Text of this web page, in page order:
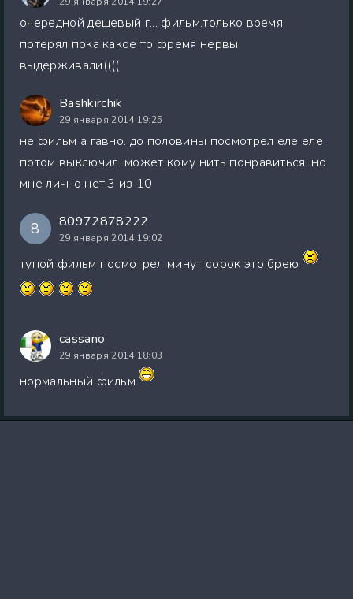
очередной дешевый г... фильм.только время
потерял пока какое то фремя нервы
выдерживали((((
Bashkirchik
29 января 2014 19:25
не фильм а гавно. до половины посмотрел еле еле
потом выключил. может кому нить понравиться. но
мне лично нет.3 из 10
8 80972878222
29 января 2014 19:02
тупой фильм посмотрел минут сорок это брею
cassano
29 января 2014 18:03
нормальный фильм